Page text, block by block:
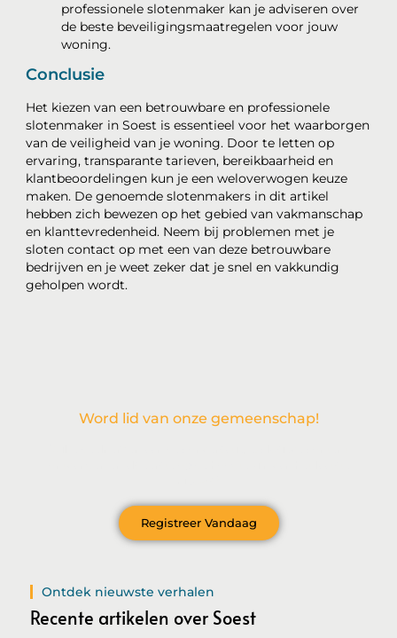
professionele slotenmaker kan je adviseren over
de beste beveiligingsmaatregelen voor jouw
woning.
Conclusie
Het kiezen van een betrouwbare en professionele
slotenmaker in Soest is essentieel voor het waarborgen
van de veiligheid van je woning. Door te letten op
ervaring, transparante tarieven, bereikbaarheid en
klantbeoordelingen kun je een weloverwogen keuze
maken. De genoemde slotenmakers in dit artikel
hebben zich bewezen op het gebied van vakmanschap
en klanttevredenheid. Neem bij problemen met je
sloten contact op met een van deze betrouwbare
bedrijven en je weet zeker dat je snel en vakkundig
geholpen wordt.
Word lid van onze gemeenschap!
Registreer Vandaag
Ontdek nieuwste verhalen
Recente artikelen over Soest